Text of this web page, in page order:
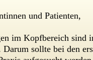
und Patienten,
im Kopfbereich sind
Darum sollte bei den